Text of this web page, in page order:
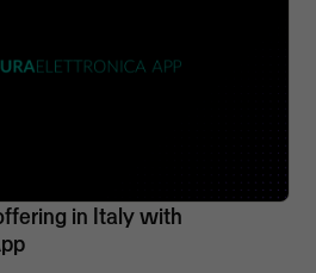
in Italy with